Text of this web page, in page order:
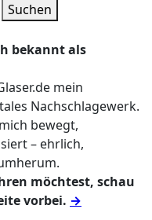
Suchen
bekannt als
mein
Nachschlagewerk.
bewegt,
– ehrlich,
möchtest, schau
vorbei. →